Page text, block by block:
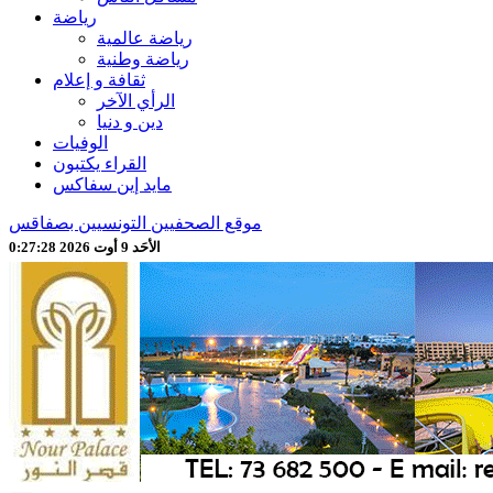
رياضة
رياضة عالمية
رياضة وطنية
ثقافة و إعلام
الرأي الآخر
دين و دنيا
الوفيات
القراء يكتبون
مايد إين سفاكس
موقع الصحفيين التونسيين بصفاقس
الأحَد 9 أوت 2026 0:27:30